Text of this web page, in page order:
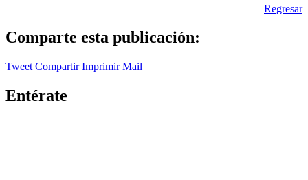
Regresar
Comparte esta publicación:
Tweet Compartir Imprimir Mail
Entérate